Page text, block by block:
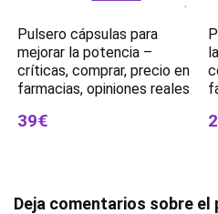
Pulsero cápsulas para
mejorar la potencia –
críticas, comprar, precio en
farmacias, opiniones reales
39€
Deja comentarios sobre el